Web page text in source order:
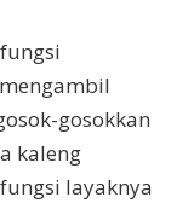
gosokkan
kaleng
layaknya